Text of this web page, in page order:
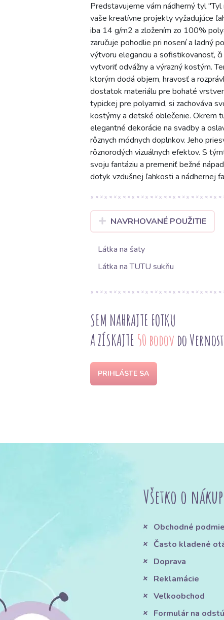
Predstavujeme vám nádherný tyl
vaše kreatívne projekty vyžadujúce
iba 14 g/m2 a zložením zo 100%
zaručuje pohodlie pri nosení a ladný
výtvoru eleganciu a sofistikovanosť,
vytvoriť odvážny a výrazný kostým.
ktorým dodá objem, hravosť a
dostatok materiálu pre bohaté
typickej pre polyamid, si zachováva
kostýmy a detské oblečenie. Okrem
elegantné dekorácie na svadby a
rôznych módnych doplnkov. Jeho
rôznorodých vizuálnych efektov. S
svoju fantáziu a premeniť bežné
dotyk vzdušnej ľahkosti a nádhernej
NAVRHOVANÉ POUŽITIE
Látka na šaty
Látka na TUTU sukňu
SEM NAHRAJTE FOTKU
A ZÍSKAJTE 50 bodov do
PRIHLÁSTE SA
Všetko o
Obchodné
Často kladené
Doprava
Reklamácie
Veľkoobchod
Formulár na